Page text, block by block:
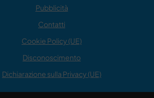
Pubblicità
Contatti
Cookie Policy (UE)
Disconoscimento
Dichiarazione sulla Privacy (UE)